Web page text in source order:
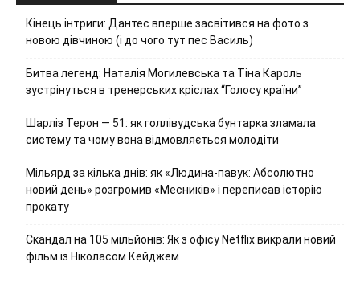
Кінець інтриги: Дантес вперше засвітився на фото з
новою дівчиною (і до чого тут пес Василь)
Битва легенд: Наталія Могилевська та Тіна Кароль
зустрінуться в тренерських кріслах “Голосу країни”
Шарліз Терон — 51: як голлівудська бунтарка зламала
систему та чому вона відмовляється молодіти
Мільярд за кілька днів: як «Людина-павук: Абсолютно
новий день» розгромив «Месників» і переписав історію
прокату
Скандал на 105 мільйонів: Як з офісу Netflix викрали новий
фільм із Ніколасом Кейджем